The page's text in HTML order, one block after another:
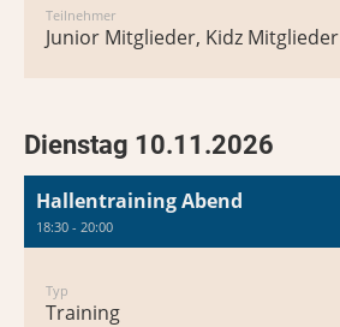
Teilnehmer
Junior Mitglieder, Kidz Mitglieder
Dienstag 10.11.2026
Hallentraining Abend
18:30 - 20:00
Typ
Training